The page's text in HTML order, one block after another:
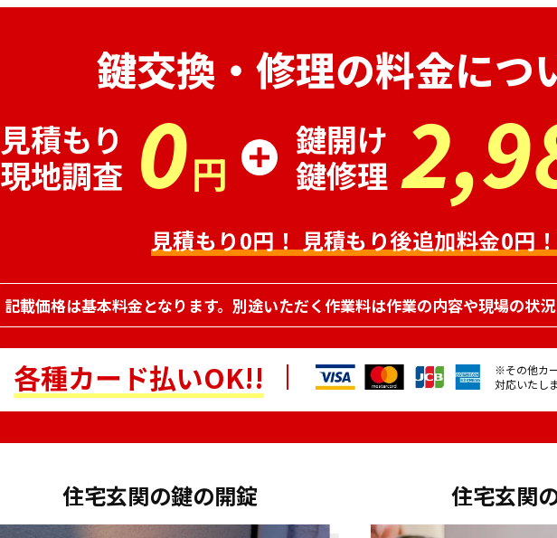
鍵交換・修理の料金につ
見積もり
現地調査 0円
鍵開け
鍵修理
見積もり0円！ 見積もり後追加料金0円
記載価格は基本料金となります。別途いただく作業料は作業の内容や現場の状
各種カード払いOK!!
※その他カ
対応いたし
住宅玄関の鍵の開錠 住宅玄関